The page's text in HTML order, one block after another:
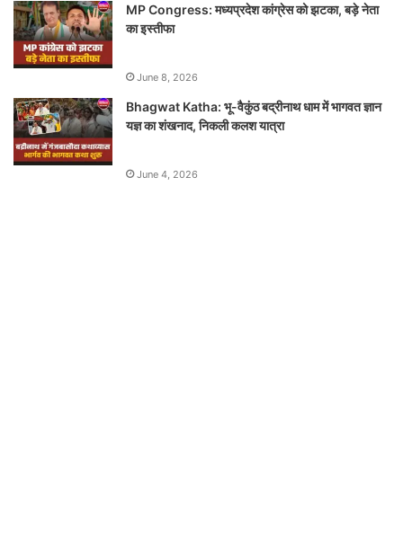
MP Congress: मध्यप्रदेश कांग्रेस को झटका, बड़े नेता
का इस्तीफा
June 8, 2026
Bhagwat Katha: भू-वैकुंठ बद्रीनाथ धाम में भागवत ज्ञान
यज्ञ का शंखनाद, निकली कलश यात्रा
June 4, 2026